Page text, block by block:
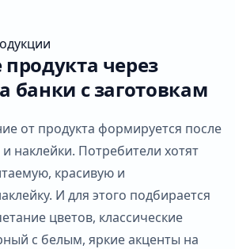
через
банки с заготовкам
от продукта формируется после
наклейки. Потребители хотят
красивую и
И для этого подбирается
цветов, классические
с белым, яркие акценты на